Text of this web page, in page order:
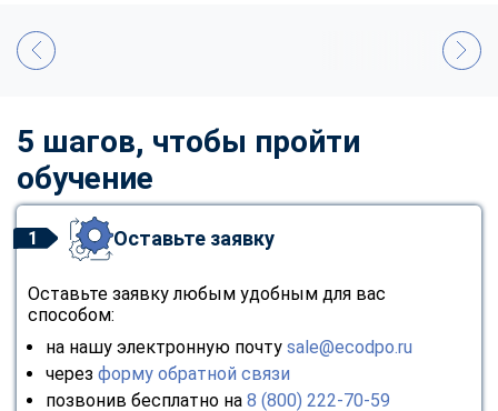
5 шагов, чтобы пройти
обучение
1 Оставьте заявку
Оставьте заявку любым удобным для вас
способом:
на нашу электронную почту sale@ecodpo.ru
через форму обратной связи
позвонив бесплатно на 8 (800) 222-70-59